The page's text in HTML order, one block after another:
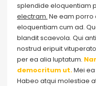
splendide eloquentiam
electram. Ne eam porro
eloquentiam cum ad.
blandit scaevola. Qui
nostrud eripuit
per ea alia luptatum.
democritum ut.Mei
Habeo atqui molestiae